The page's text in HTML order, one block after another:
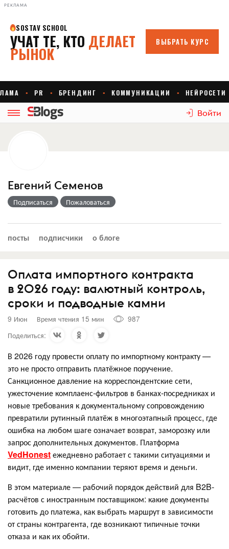
РЕКЛАМА
Войти
Евгений Семенов
Подписаться Пожаловаться
посты подписчики о блоге
Оплата импортного контракта
в 2026 году: валютный контроль,
сроки и подводные камни
9 Июн Время чтения 15 мин
987
Поделиться:
В 2026 году провести оплату по импортному контракту —
это не просто отправить платёжное поручение.
Санкционное давление на корреспондентские сети,
ужесточение комплаенс-фильтров в банках-посредниках и
новые требования к документальному сопровождению
превратили рутинный платёж в многоэтапный процесс, где
ошибка на любом шаге означает возврат, заморозку или
запрос дополнительных документов. Платформа
VedHonestежедневно работает с такими ситуациями и
видит, где именно компании теряют время и деньги.
В этом материале — рабочий порядок действий для B2B-
расчётов с иностранным поставщиком: какие документы
готовить до платежа, как выбрать маршрут в зависимости
от страны контрагента, где возникают типичные точки
отказа и как их обойти.